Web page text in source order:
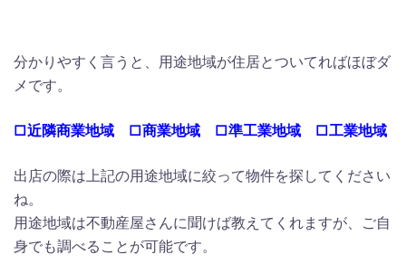
分かりやすく言うと、用途地域が住居とついてればほぼダ
メです。
□近隣商業地域 □商業地域 □準工業地域 □工業地域
出店の際は上記の用途地域に絞って物件を探してください
ね。
用途地域は不動産屋さんに聞けば教えてくれますが、ご自
身でも調べることが可能です。